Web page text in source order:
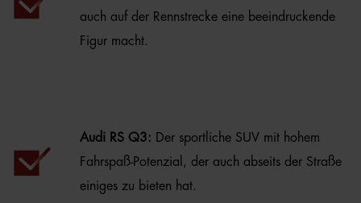
auch auf der Rennstrecke eine beeindruckende
Figur macht.
Audi RS Q3: Der sportliche SUV mit hohem
Fahrspaß-Potenzial, der auch abseits der Straße
einiges zu bieten hat.